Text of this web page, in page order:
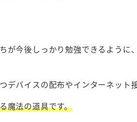
が今後しっかり勉強できるよう
デバイスの配布やインターネット
魔法の道具です。